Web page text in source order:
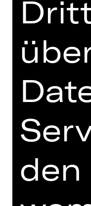
Kings
Tragödie ins
erschreckend
zur Online-
TEAM
den